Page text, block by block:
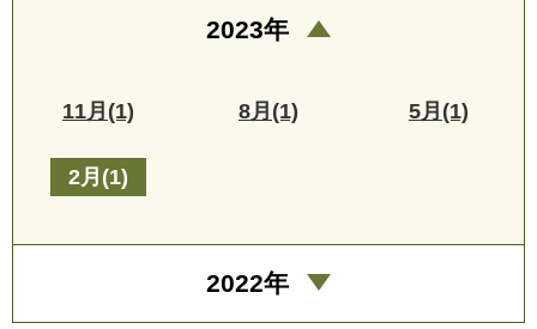
2023年
11月(1) 8月(1) 5月(1)
2月(1)
2022年